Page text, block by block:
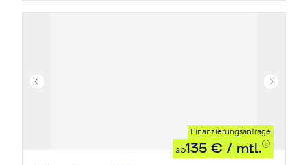
Finanzierungsanfrage
ab135 € / mtl.